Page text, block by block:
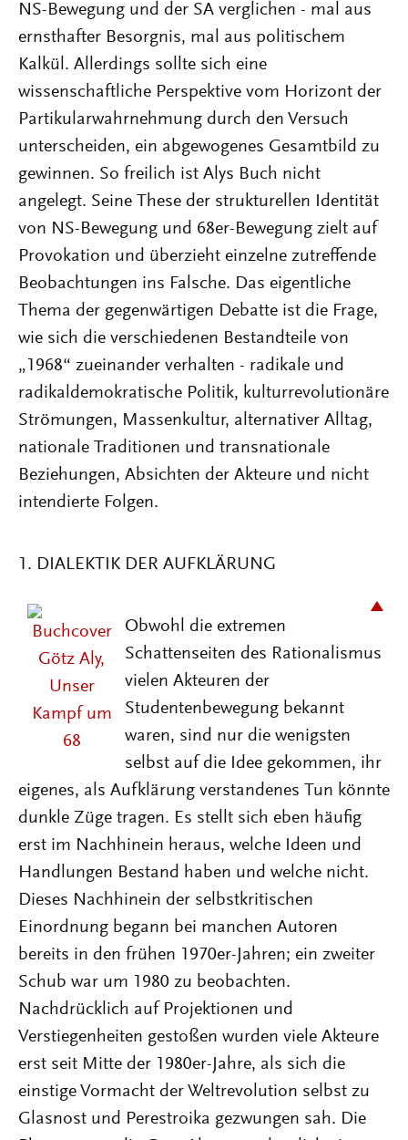
NS-Bewegung und der SA verglichen - mal aus
ernsthafter Besorgnis, mal aus politischem
Kalkül. Allerdings sollte sich eine
wissenschaftliche Perspektive vom Horizont der
Partikularwahrnehmung durch den Versuch
unterscheiden, ein abgewogenes Gesamtbild zu
gewinnen. So freilich ist Alys Buch nicht
angelegt. Seine These der strukturellen Identität
von NS-Bewegung und 68er-Bewegung zielt auf
Provokation und überzieht einzelne zutreffende
Beobachtungen ins Falsche. Das eigentliche
Thema der gegenwärtigen Debatte ist die Frage,
wie sich die verschiedenen Bestandteile von
„1968“ zueinander verhalten - radikale und
radikaldemokratische Politik, kulturrevolutionäre
Strömungen, Massenkultur, alternativer Alltag,
nationale Traditionen und transnationale
Beziehungen, Absichten der Akteure und nicht
intendierte Folgen.
1. DIALEKTIK DER AUFKLÄRUNG
Obwohl die extremen
Schattenseiten des Rationalismus
vielen Akteuren der
Studentenbewegung bekannt
waren, sind nur die wenigsten
selbst auf die Idee gekommen, ihr
eigenes, als Aufklärung verstandenes Tun könnte
dunkle Züge tragen. Es stellt sich eben häufig
erst im Nachhinein heraus, welche Ideen und
Handlungen Bestand haben und welche nicht.
Dieses Nachhinein der selbstkritischen
Einordnung begann bei manchen Autoren
bereits in den frühen 1970er-Jahren; ein zweiter
Schub war um 1980 zu beobachten.
Nachdrücklich auf Projektionen und
Verstiegenheiten gestoßen wurden viele Akteure
erst seit Mitte der 1980er-Jahre, als sich die
einstige Vormacht der Weltrevolution selbst zu
Glasnost und Perestroika gezwungen sah. Die